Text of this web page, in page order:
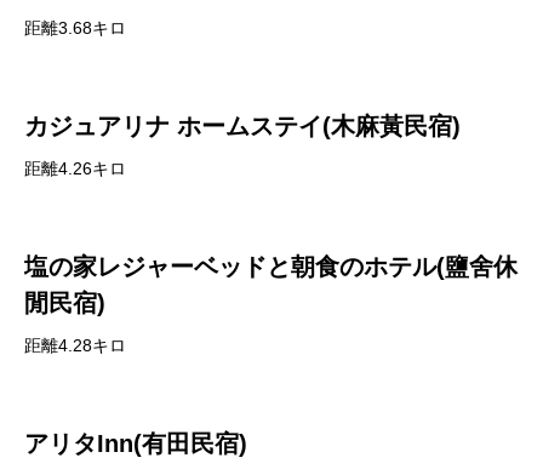
距離3.68キロ
カジュアリナ ホームステイ(木麻黃民宿)
距離4.26キロ
塩の家レジャーベッドと朝食のホテル(鹽舍休
閒民宿)
距離4.28キロ
アリタInn(有田民宿)